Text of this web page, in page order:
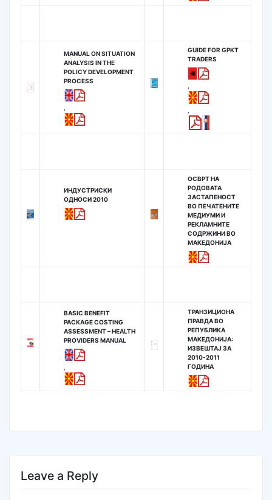
MANUAL ON SITUATION
ANALYSIS IN THE
POLICY DEVELOPMENT
PROCESS
GUIDE FOR GPKT
TRADERS
ИНДУСТРИСКИ
ОДНОСИ 2010
ОСВРТ НА
РОДОВАТА
ЗАСТАПЕНОСТ
ВО ПЕЧАТЕНИТЕ
МЕДИУМИ И
РЕКЛАМНИТЕ
СОДРЖИНИ ВО
МАКЕДОНИЈА
BASIC BENEFIT
PACKAGE COSTING
ASSESSMENT – HEALTH
PROVIDERS MANUAL
ТРАНЗИЦИОНА
ПРАВДА ВО
РЕПУБЛИКА
МАКЕДОНИЈА:
ИЗВЕШТАЈ ЗА
2010-2011
ГОДИНА
Leave a Reply